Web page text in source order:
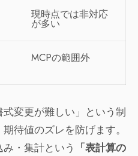
現時点では非対応
が多い
MCPの範囲外
式変更が難しい」という制
待値のズレを防げます。
・集計という 「表計算の